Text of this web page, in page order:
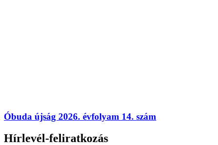
Óbuda újság 2026. évfolyam 14. szám
Hírlevél-feliratkozás